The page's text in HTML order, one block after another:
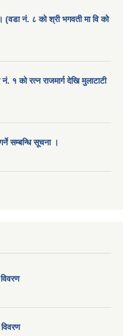
(वडा नं. ८ को श्री भगवती मा वि को
१ को रत्न राजमार्ग देखि मुलाटाटी
सम्बन्धि सूचना ।